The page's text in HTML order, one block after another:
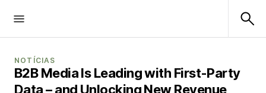
NOTÍCIAS
B2B Media Is Leading with First-Party
Data – and Unlocking New Revenue